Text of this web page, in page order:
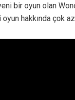
bir oyun olan
hakkında çok